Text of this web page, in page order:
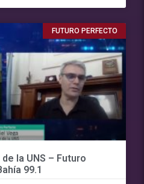
FUTURO PERFECTO
la UNS – Futuro
99.1